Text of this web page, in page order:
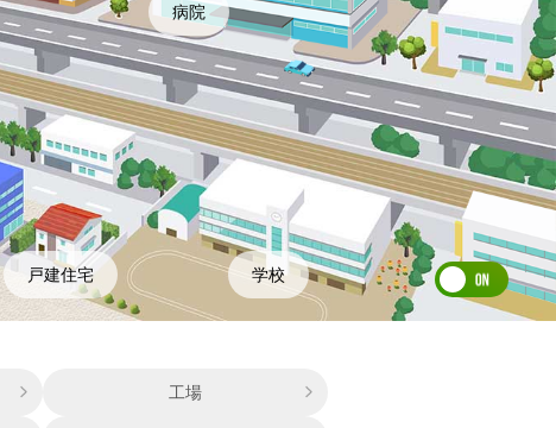
戸建住宅 学校
病院
工場